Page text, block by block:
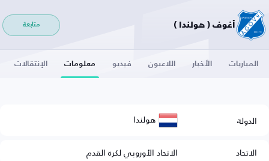
أغوف ( هولندا ) متابعة
المباريات الأخبار اللاعبون فيديو معلومات الإنتقالات
الدولة هولندا
الاتحاد
الاتحاد الأوروبي لكرة القدم